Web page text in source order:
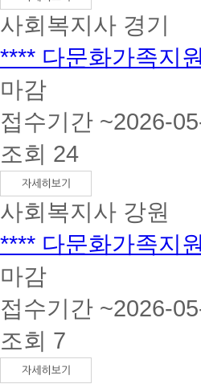
사회복지사 경기
**** 다문화가족지
마감
접수기간 ~2026-
조회 24
사회복지사 강원
**** 다문화가족지
마감
접수기간 ~2026-
조회 7